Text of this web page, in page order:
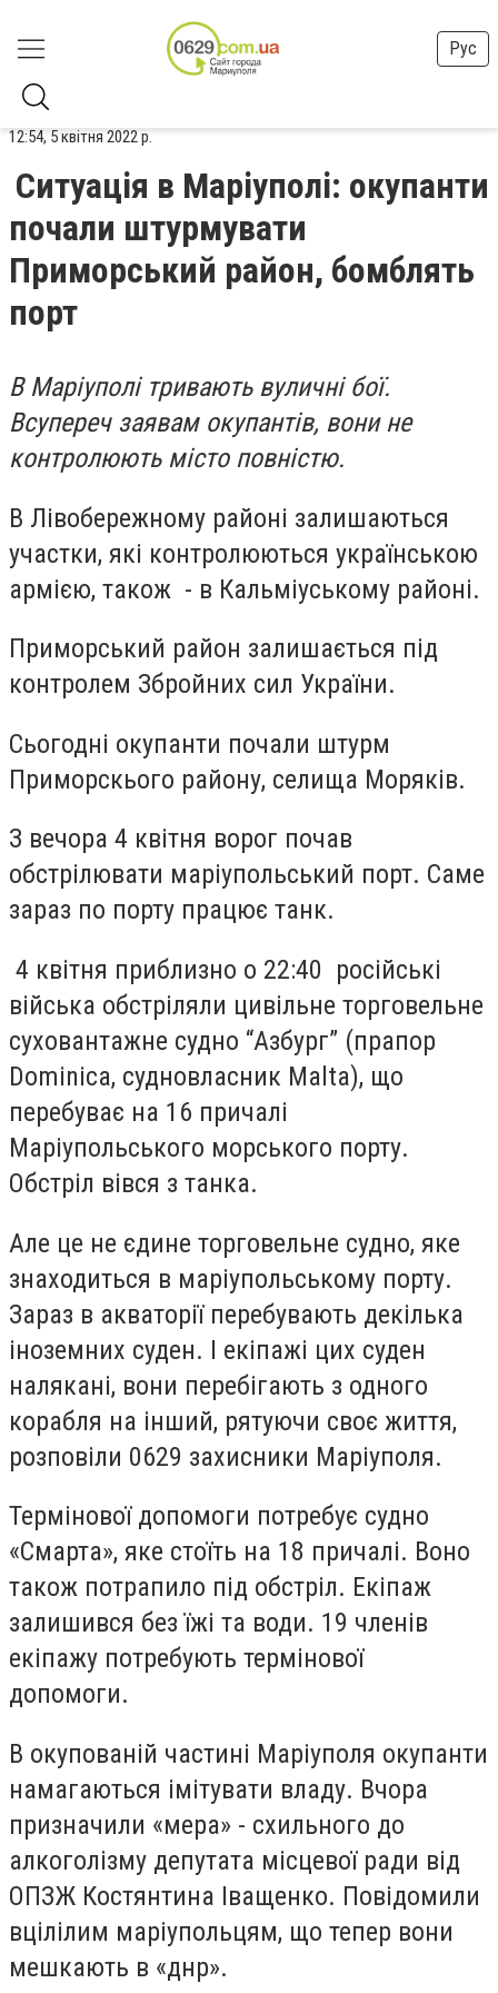
Рус
12:54, 5 квітня 2022 р.
Ситуація в Маріуполі: окупанти
почали штурмувати
Приморський район, бомблять
порт
В Маріуполі тривають вуличні бої.
Всупереч заявам окупантів, вони не
контролюють місто повністю.
В Лівобережному районі залишаються
участки, які контролюються українською
армією, також - в Кальміуському районі.
Приморський район залишається під
контролем Збройних сил України.
Сьогодні окупанти почали штурм
Приморскього району, селища Моряків.
З вечора 4 квітня ворог почав
обстрілювати маріупольський порт. Саме
зараз по порту працює танк.
4 квітня приблизно о 22:40 російські
війська обстріляли цивільне торговельне
суховантажне судно “Азбург” (прапор
Dominica, судновласник Malta), що
перебуває на 16 причалі
Маріупольського морського порту.
Обстріл вівся з танка.
Але це не єдине торговельне судно, яке
знаходиться в маріупольському порту.
Зараз в акваторії перебувають декілька
іноземних суден. І екіпажі цих суден
налякані, вони перебігають з одного
корабля на інший, рятуючи своє життя,
розповіли 0629 захисники Маріуполя.
Термінової допомоги потребує судно
«Смарта», яке стоїть на 18 причалі. Воно
також потрапило під обстріл. Екіпаж
залишився без їжі та води. 19 членів
екіпажу потребують термінової
допомоги.
В окупованій частині Маріуполя окупанти
намагаються імітувати владу. Вчора
призначили «мера» - схильного до
алкоголізму депутата місцевої ради від
ОПЗЖ Костянтина Іващенко. Повідомили
вцілілим маріупольцям, що тепер вони
мешкають в «днр».